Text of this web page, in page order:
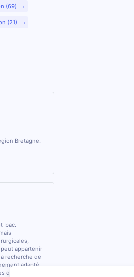
(69)
(21)
Bretagne.
bac.
appartenir
recherche de
adapté.